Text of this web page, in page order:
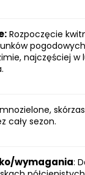
Rozpoczęcie
najczęściej w
cały sezon.
wymagania: